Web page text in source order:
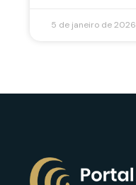
5 de janeiro de 2026